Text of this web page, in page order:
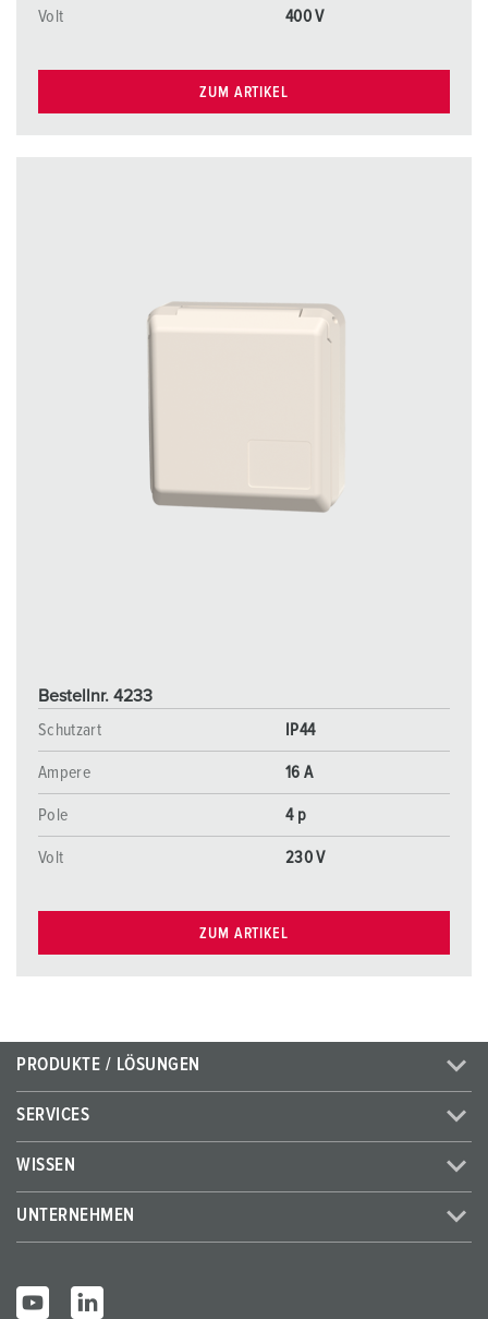
Volt 400 V
ZUM ARTIKEL
Bestellnr. 4233
Schutzart
IP44
Ampere 16 A
Pole 4 p
Volt 230 V
ZUM ARTIKEL
PRODUKTE / LÖSUNGEN
SERVICES
WISSEN
UNTERNEHMEN